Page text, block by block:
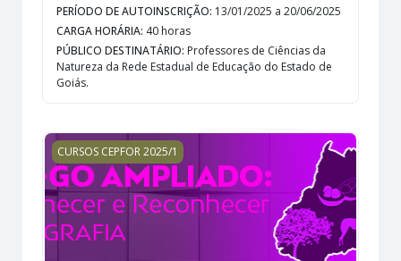
PERÍODO DE AUTOINSCRIÇÃO: 13/01/2025 a 20/06/2025
CARGA HORÁRIA: 40 horas
PÚBLICO DESTINATÁRIO: Professores de Ciências da
Natureza da Rede Estadual de Educação do Estado de
Goiás.
DC-GO Ampliado: Conhecer e Reconhecer - Geografia
CURSOS CEPFOR 2025/1